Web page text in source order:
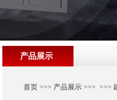
产品展示
首页>>> 产品展示>>> >>>